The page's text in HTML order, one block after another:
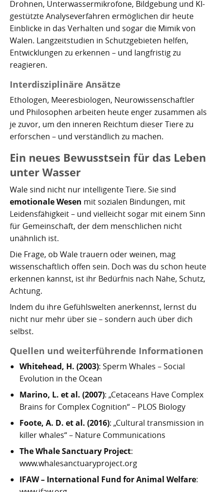
Drohnen, Unterwassermikrofone, Bildgebung und KI-
gestützte Analyseverfahren ermöglichen dir heute
Einblicke in das Verhalten und sogar die Mimik von
Walen. Langzeitstudien in Schutzgebieten helfen,
Entwicklungen zu erkennen – und langfristig zu
reagieren.
Interdisziplinäre Ansätze
Ethologen, Meeresbiologen, Neurowissenschaftler
und Philosophen arbeiten heute enger zusammen als
je zuvor, um den inneren Reichtum dieser Tiere zu
erforschen – und verständlich zu machen.
Ein neues Bewusstsein für das Leben
unter Wasser
Wale sind nicht nur intelligente Tiere. Sie sind
emotionale Wesen mit sozialen Bindungen, mit
Leidensfähigkeit – und vielleicht sogar mit einem Sinn
für Gemeinschaft, der dem menschlichen nicht
unähnlich ist.
Die Frage, ob Wale trauern oder weinen, mag
wissenschaftlich offen sein. Doch was du schon heute
erkennen kannst, ist ihr Bedürfnis nach Nähe, Schutz,
Achtung.
Indem du ihre Gefühlswelten anerkennst, lernst du
nicht nur mehr über sie – sondern auch über dich
selbst.
Quellen und weiterführende Informationen
Whitehead, H. (2003): Sperm Whales – Social
Evolution in the Ocean
Marino, L. et al. (2007): „Cetaceans Have Complex
Brains for Complex Cognition“ – PLOS Biology
Foote, A. D. et al. (2016): „Cultural transmission in
killer whales“ – Nature Communications
The Whale Sanctuary Project:
www.whalesanctuaryproject.org
IFAW – International Fund for Animal Welfare: